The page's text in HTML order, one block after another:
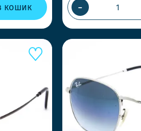
кошик -